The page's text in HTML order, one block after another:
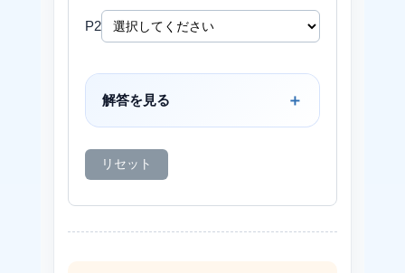
P2
解答を見る
リセット